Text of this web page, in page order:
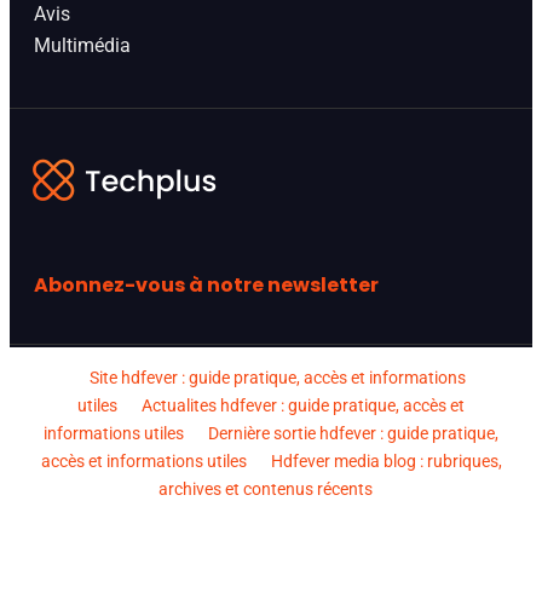
Avis
Multimédia
Abonnez-vous à notre newsletter
Site hdfever : guide pratique, accès et informations
utiles
Actualites hdfever : guide pratique, accès et
informations utiles
Dernière sortie hdfever : guide pratique,
accès et informations utiles
Hdfever media blog : rubriques,
archives et contenus récents